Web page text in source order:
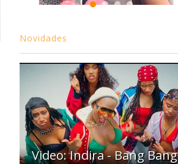
Novidades
Video: Indira - Bang Bang